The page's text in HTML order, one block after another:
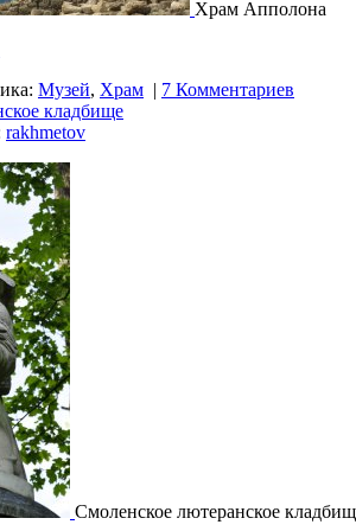
Храм Апполона
Музей, Храм | 7 Комментариев
кладбище
rakhmetov
Смоленское лютеранское